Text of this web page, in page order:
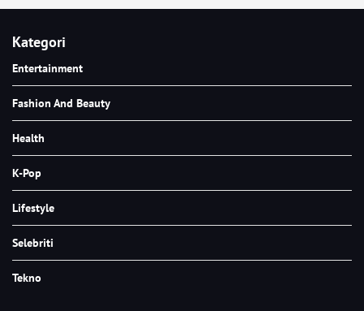
Kategori
Entertainment
Fashion And Beauty
Health
K-Pop
Lifestyle
Selebriti
Tekno